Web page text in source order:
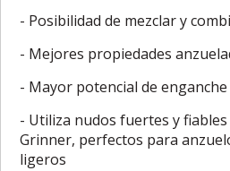
- Posibilidad de mezclar y
- Mejores propiedades
- Mayor potencial de enganche
- Utiliza nudos fuertes y
Grinner, perfectos para
ligeros